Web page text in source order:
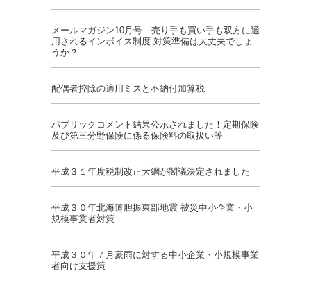
メールマガジン10月号 売り手も買い手も双方に適
用されるインボイス制度 対策準備は大丈夫でしょ
うか？
配偶者控除の適用ミスと不納付加算税
パブリックコメント結果公示されました！定期保険
及び第三分野保険に係る保険料の取扱い等
平成３１年度税制改正大綱が閣議決定されました
平成３０年北海道胆振東部地震 被災中小企業・小
規模事業者対策
平成３０年７月豪雨に対する中小企業・小規模事業
者向け支援策